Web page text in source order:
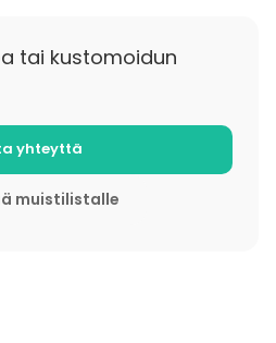
tilasta, kaiken muun saa
päivä kello 15 –24.
kaksi viikkoa ennen
kello 7 –16.
muutoksiin.
tai kustomoidun
yhteyttä
muistilistalle